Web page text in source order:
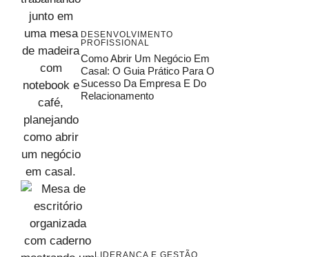
DESENVOLVIMENTO
PROFISSIONAL
Como Abrir Um Negócio Em
Casal: O Guia Prático Para O
Sucesso Da Empresa E Do
Relacionamento
LIDERANÇA E GESTÃO